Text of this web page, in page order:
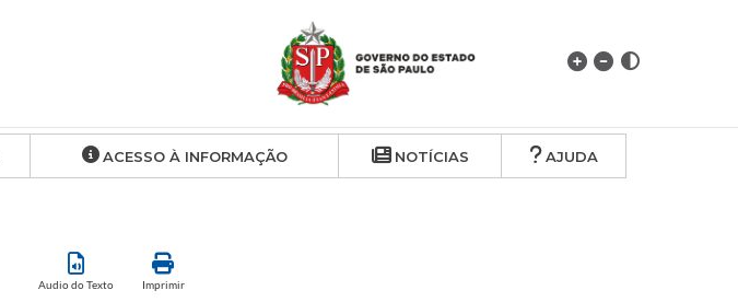
ACESSO À INFORMAÇÃO NOTÍCIAS AJUDA
Audio do Texto Imprimir